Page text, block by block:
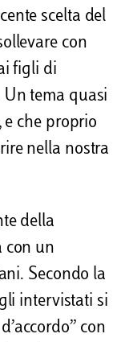
scelta del
con
figli di
tema quasi
e che proprio
nella nostra
della
con un
Secondo la
intervistati si
con